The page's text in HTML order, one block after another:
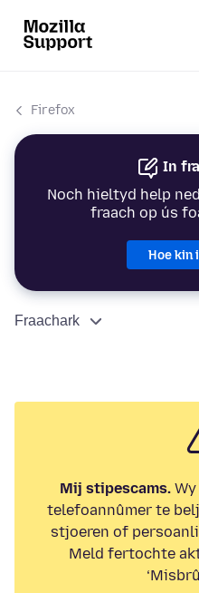
Firefox
In
Noch hieltyd help
fraach op ús
Hoe kin
Fraachark
Mij stipescams.Wy
telefoannûmer te
stjoeren of
Meld fertochte